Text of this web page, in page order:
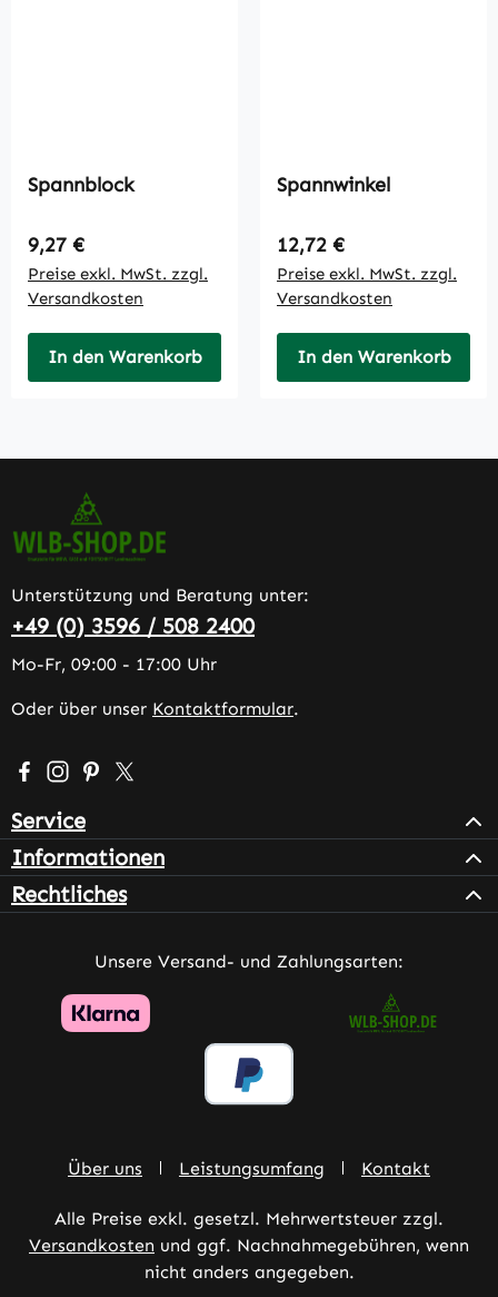
Spannblock
Regulärer Preis:
9,27 €
Preise exkl. MwSt. zzgl.
Versandkosten
In den Warenkorb
Spannwinkel
Regulärer Preis:
12,72 €
Preise exkl. MwSt. zzgl.
Versandkosten
In den Warenkorb
Unterstützung und Beratung unter:
+49 (0) 3596 / 508 2400
Mo-Fr, 09:00 - 17:00 Uhr
Oder über unser Kontaktformular.
Besuche uns auf Facebook – öffnet in neuem Tab
Schau auf Instagram vorbei – öffnet in neuem Tab
Lass dich auf Pinterest inspirieren – öffnet in
Folge uns auf X – öffnet in neuem Tab
Service
Informationen
Rechtliches
Unsere Versand- und Zahlungsarten:
Über uns Leistungsumfang Kontakt
Alle Preise exkl. gesetzl. Mehrwertsteuer zzgl.
Versandkosten und ggf. Nachnahmegebühren, wenn
nicht anders angegeben.